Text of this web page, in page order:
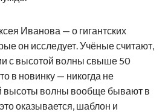
Иванова — о гигантских
он исследует. Учёные считают,
с высотой волны свыше 50
в новинку — никогда не
высоты волны вообще бывают в
оказывается, шаблон и